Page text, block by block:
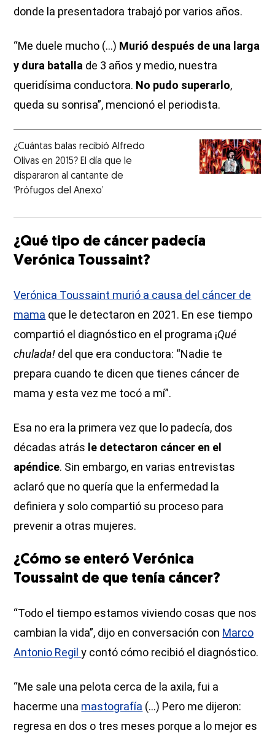
donde la presentadora trabajó por varios años.
“Me duele mucho (…) Murió después de una larga
y dura batalla de 3 años y medio, nuestra
queridísima conductora. No pudo superarlo,
queda su sonrisa”, mencionó el periodista.
¿Cuántas balas recibió Alfredo
Olivas en 2015? El día que le
dispararon al cantante de
‘Prófugos del Anexo’
¿Qué tipo de cáncer padecía
Verónica Toussaint?
Verónica Toussaint murió a causa del cáncer de
mama que le detectaron en 2021. En ese tiempo
compartió el diagnóstico en el programa ¡Qué
chulada! del que era conductora: “Nadie te
prepara cuando te dicen que tienes cáncer de
mama y esta vez me tocó a mí”.
Esa no era la primera vez que lo padecía, dos
décadas atrás le detectaron cáncer en el
apéndice. Sin embargo, en varias entrevistas
aclaró que no quería que la enfermedad la
definiera y solo compartió su proceso para
prevenir a otras mujeres.
¿Cómo se enteró Verónica
Toussaint de que tenía cáncer?
“Todo el tiempo estamos viviendo cosas que nos
cambian la vida”, dijo en conversación con Marco
Antonio Regily contó cómo recibió el diagnóstico.
“Me sale una pelota cerca de la axila, fui a
hacerme una mastografía (...) Pero me dijeron:
regresa en dos o tres meses porque a lo mejor es